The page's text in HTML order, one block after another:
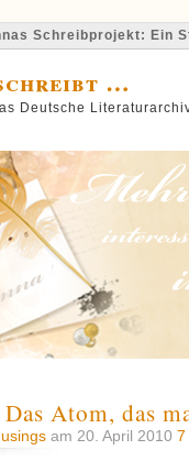
Schreibprojekt: Ein
…
Deutsche
Atom, das
am 20. April 2010 7